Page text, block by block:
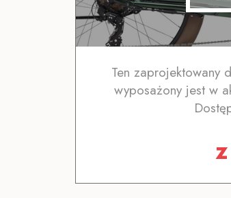
Ten zaprojektowany
wyposażony jest w
z